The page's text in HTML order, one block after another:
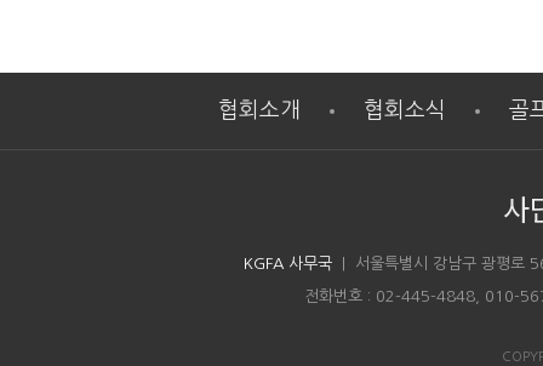
협회소개 협회소식 골
사
KGFA 사무국 | 서울특별시 강남구 광평
전화번호 : 02-445-4848, 010-